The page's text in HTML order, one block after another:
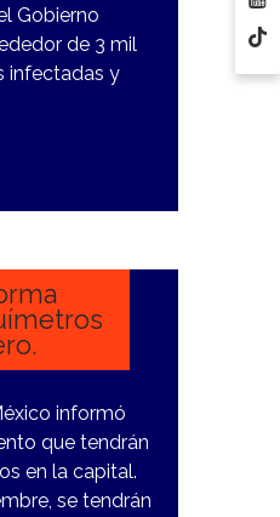
Gobierno
de 3 mil
infectadas y
informó
que tendrán
en la capital.
se tendrán